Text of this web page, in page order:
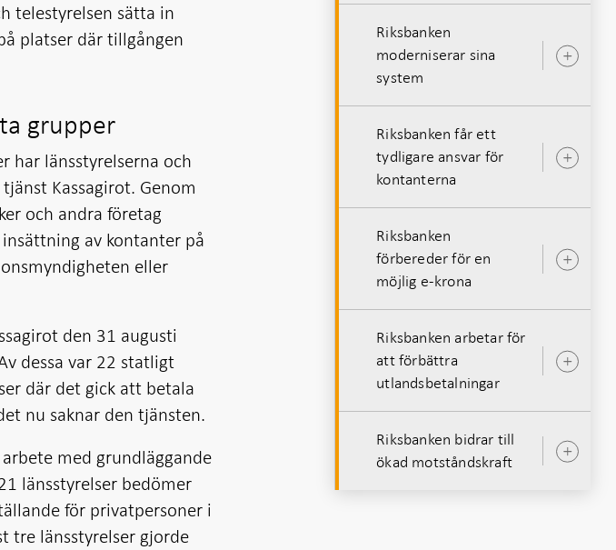
telestyrelsen sätta in
platser där tillgången
grupper
har länsstyrelserna och
Kassagirot. Genom
och andra företag
av kontanter på
eller
den 31 augusti
dessa var 22 statligt
där det gick att betala
nu saknar den tjänsten.
med grundläggande
länsstyrelser bedömer
för privatpersoner i
tre länsstyrelser gjorde
Riksbanken
moderniserar sina
system
Riksbanken får ett
tydligare ansvar för
kontanterna
Riksbanken
förbereder för en
möjlig e-krona
Riksbanken arbetar för
att förbättra
utlandsbetalningar
Riksbanken bidrar till
ökad motståndskraft